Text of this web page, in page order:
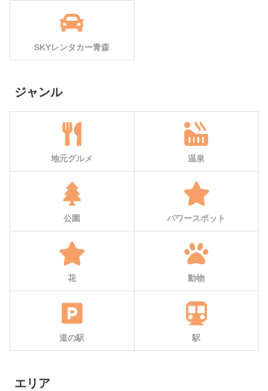
SKYレンタカー青森
ジャンル
地元グルメ 温泉
公園 パワースポット
花 動物
道の駅 駅
エリア